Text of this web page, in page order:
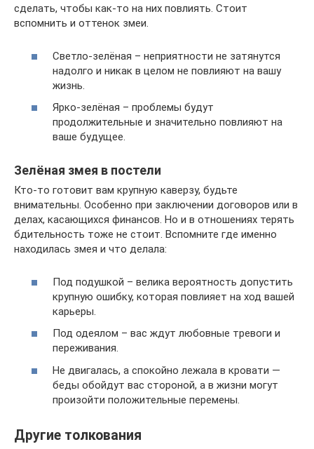
сделать, чтобы как-то на них повлиять. Стоит
вспомнить и оттенок змеи.
Светло-зелёная – неприятности не затянутся
надолго и никак в целом не повлияют на вашу
жизнь.
Ярко-зелёная – проблемы будут
продолжительные и значительно повлияют на
ваше будущее.
Зелёная змея в постели
Кто-то готовит вам крупную каверзу, будьте
внимательны. Особенно при заключении договоров или в
делах, касающихся финансов. Но и в отношениях терять
бдительность тоже не стоит. Вспомните где именно
находилась змея и что делала:
Под подушкой – велика вероятность допустить
крупную ошибку, которая повлияет на ход вашей
карьеры.
Под одеялом – вас ждут любовные тревоги и
переживания.
Не двигалась, а спокойно лежала в кровати —
беды обойдут вас стороной, а в жизни могут
произойти положительные перемены.
Другие толкования